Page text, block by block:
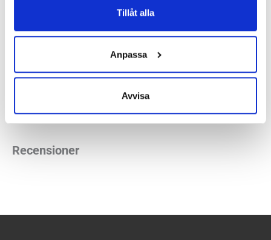
Tillåt alla
Anpassa
Avvisa
Häl 32 mm – Framfot 27 mm
Häl-tå dropp:5 mm
Recensioner